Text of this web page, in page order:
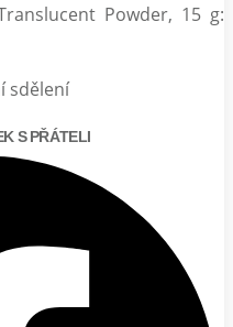
Powder, 15 g:
sdělení
S PŘÁTELI